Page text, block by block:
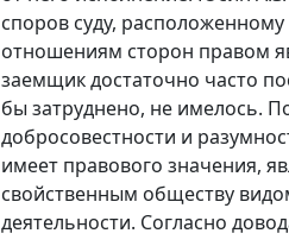
споров суду,
отношениям сторон правом
заемщик достаточно часто
бы затруднено, не имелось.
добросовестности и
имеет правового значения,
свойственным обществу
деятельности. Согласно